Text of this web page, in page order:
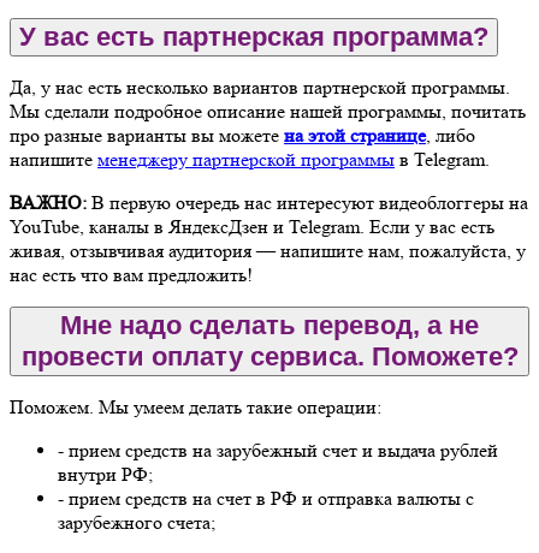
У вас есть партнерская программа?
Да, у нас есть несколько вариантов партнерской программы.
Мы сделали подробное описание нашей программы, почитать
про разные варианты вы можете на этой странице, либо
напишите менеджеру партнерской программы в Telegram.
ВАЖНО: В первую очередь нас интересуют видеоблоггеры на
YouTube, каналы в ЯндексДзен и Telegram. Если у вас есть
живая, отзывчивая аудитория — напишите нам, пожалуйста, у
нас есть что вам предложить!
Мне надо сделать перевод, а не
провести оплату сервиса. Поможете?
Поможем. Мы умеем делать такие операции:
- прием средств на зарубежный счет и выдача рублей
внутри РФ;
- прием средств на счет в РФ и отправка валюты с
зарубежного счета;